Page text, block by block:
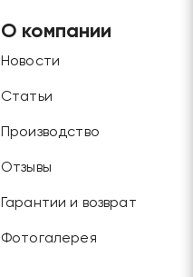
О компании
Новости
Статьи
Производство
Отзывы
Гарантии и возврат
Фотогалерея